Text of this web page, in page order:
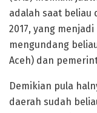
adalah saat beliau
2017, yang
mengundang
Aceh) dan
Demikian pula
daerah sudah